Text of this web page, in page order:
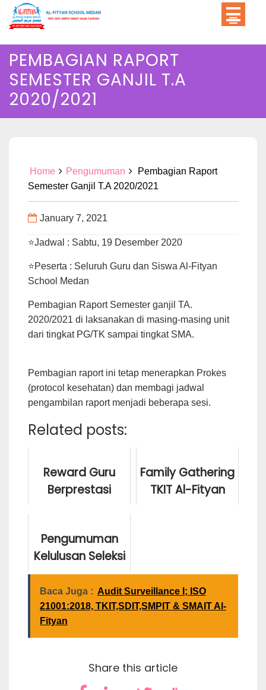
Skip
PEMBAGIAN RAPORT
SEMESTER GANJIL T.A
2020/2021
Home Pengumuman
Pembagian Raport
Semester Ganjil T.A 2020/2021
January 7, 2021
⭐Jadwal : Sabtu, 19 Desember 2020
⭐Peserta : Seluruh Guru dan Siswa Al-Fityan
School Medan
Pembagian Raport Semester ganjil TA.
2020/2021 di laksanakan di masing-masing unit
dari tingkat PG/TK sampai tingkat SMA.
Pembagian raport ini tetap menerapkan Prokes
(protocol kesehatan) dan membagi jadwal
pengambilan raport menjadi beberapa sesi.
Related posts:
Reward Guru
Berprestasi
Thursday January 7, 2021
Family Gathering
TKIT Al-Fityan
Pengumuman
Kelulusan Seleksi
PPDB 2021-2022
Gel. I
Thursday March 25, 2021
Baca Juga : Audit Surveillance I; ISO
21001:2018, TKIT,SDIT,SMPIT & SMAIT Al-
Fityan
Share this article